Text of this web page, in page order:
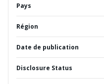
Pays
Région
Date de publication
Disclosure Status